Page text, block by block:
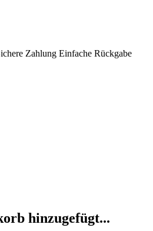
Zahlung Einfache Rückgabe
hinzugefügt...